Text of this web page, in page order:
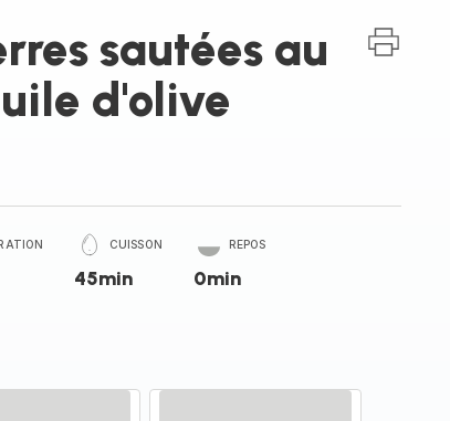
sautées au
d'olive
CUISSON
45min
REPOS
0min